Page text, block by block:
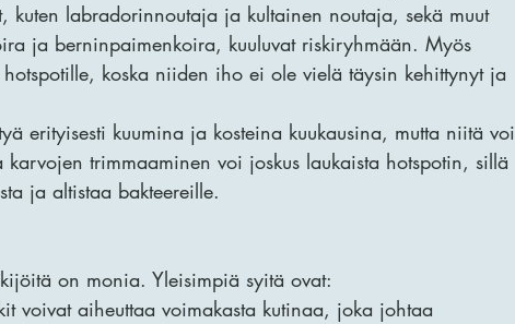
kuten labradorinnoutaja ja kultainen noutaja, sekä muut
ja berninpaimenkoira, kuuluvat riskiryhmään. Myös
koska niiden iho ei ole vielä täysin kehittynyt ja
erityisesti kuumina ja kosteina kuukausina, mutta niitä voi
trimmaaminen voi joskus laukaista hotspotin, sillä
ja altistaa bakteereille.
on monia. Yleisimpiä syitä ovat:
voivat aiheuttaa voimakasta kutinaa, joka johtaa